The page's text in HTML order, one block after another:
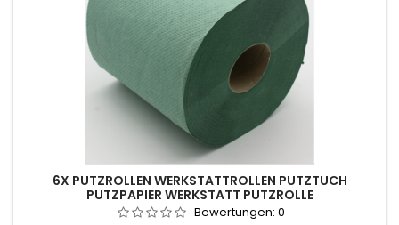
6X PUTZROLLEN WERKSTATTROLLEN PUTZTUCH
PUTZPAPIER WERKSTATT PUTZROLLE
Bewertungen: 0